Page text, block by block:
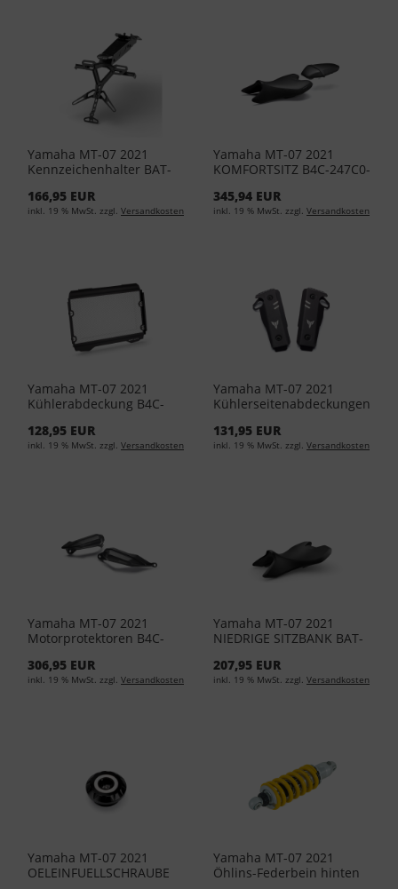
Yamaha MT-07 2021
Kennzeichenhalter BAT-
166,95 EUR
inkl. 19 % MwSt. zzgl. Versandkosten
Yamaha MT-07 2021
KOMFORTSITZ B4C-247C0-
345,94 EUR
inkl. 19 % MwSt. zzgl. Versandkosten
Yamaha MT-07 2021
Kühlerabdeckung B4C-
128,95 EUR
inkl. 19 % MwSt. zzgl. Versandkosten
Yamaha MT-07 2021
Kühlerseitenabdeckungen
131,95 EUR
inkl. 19 % MwSt. zzgl. Versandkosten
Yamaha MT-07 2021
Motorprotektoren B4C-
306,95 EUR
inkl. 19 % MwSt. zzgl. Versandkosten
Yamaha MT-07 2021
NIEDRIGE SITZBANK BAT-
207,95 EUR
inkl. 19 % MwSt. zzgl. Versandkosten
Yamaha MT-07 2021
OELEINFUELLSCHRAUBE
Yamaha MT-07 2021
Öhlins-Federbein hinten